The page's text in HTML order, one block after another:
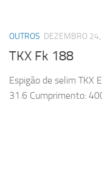
OUTROS DEZEMBRO
TKX Fk 188
Espigão de selim TKX
31.6 Cumprimento: